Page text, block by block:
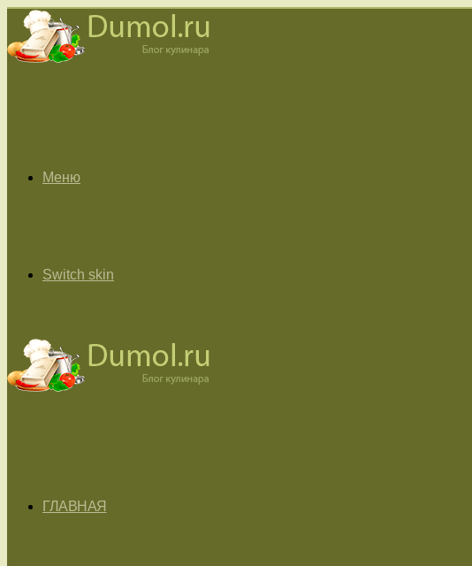
Меню
Switch skin
ГЛАВНАЯ